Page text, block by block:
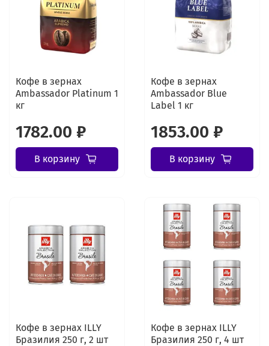
Кофе в зернах
Ambassador Platinum 1
кг
1782.00 ₽
В корзину
Кофе в зернах
Ambassador Blue
Label 1 кг
1853.00 ₽
В корзину
Кофе в зернах ILLY
Бразилия 250 г, 2 шт
Кофе в зернах ILLY
Бразилия 250 г, 4 шт